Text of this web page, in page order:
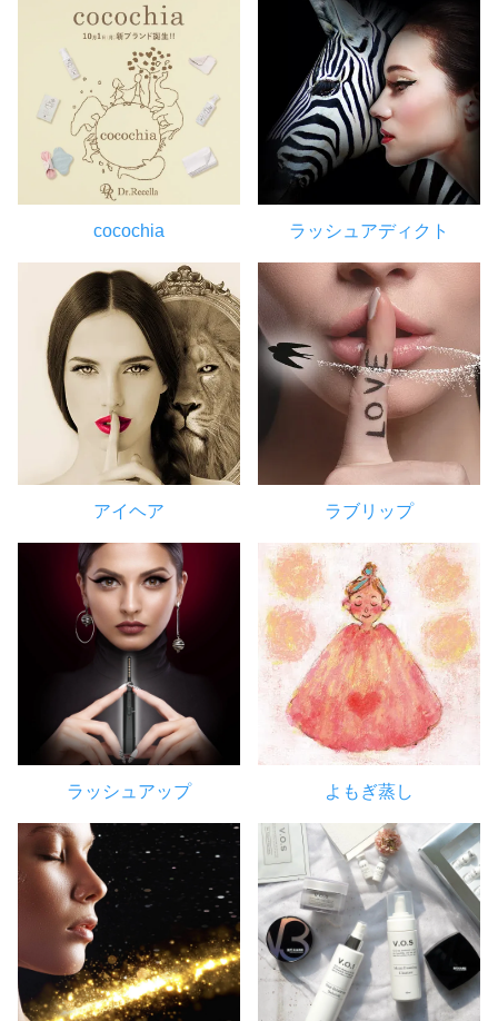
cocochia ラッシュアディクト
アイヘア ラブリップ
ラッシュアップ よもぎ蒸し